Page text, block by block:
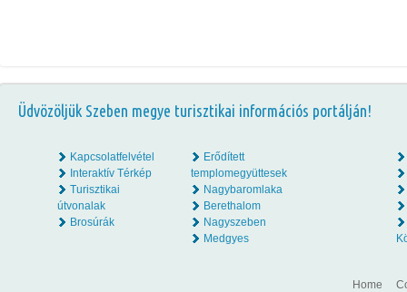
Üdvözöljük Szeben megye turisztikai információs portálján!
Kapcsolatfelvétel
Interaktív Térkép
Turisztikai
útvonalak
Brosúrák
Erődített
templomegyüttesek
Nagybaromlaka
Berethalom
Nagyszeben
Medgyes
Home